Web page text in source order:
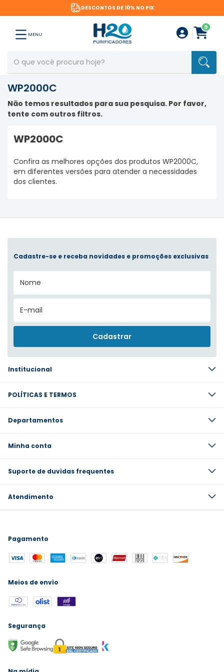
DESCONTOS DE 10% NO PIX
MENU
0
WP2000C
Não temos resultados para sua pesquisa. Por favor,
tente com outros filtros.
WP2000C
Confira as melhores opções dos produtos WP2000C,
em diferentes versões para atender a necessidades
dos clientes.
Institucional
POLÍTICAS E TERMOS
Departamentos
Minha conta
Suporte de duvidas frequentes
Atendimento
Cadastre-se e receba novidades e promoções exclusivas
Pagamento
Meios de envio
Segurança